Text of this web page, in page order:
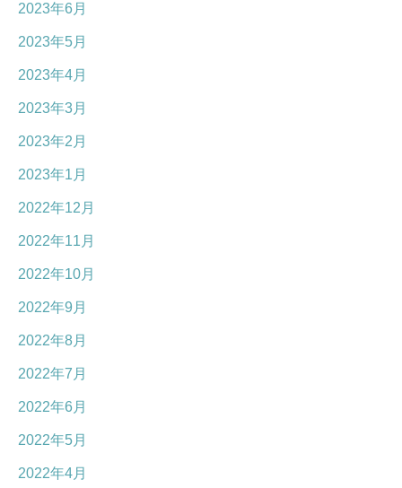
2023年6月
2023年5月
2023年4月
2023年3月
2023年2月
2023年1月
2022年12月
2022年11月
2022年10月
2022年9月
2022年8月
2022年7月
2022年6月
2022年5月
2022年4月